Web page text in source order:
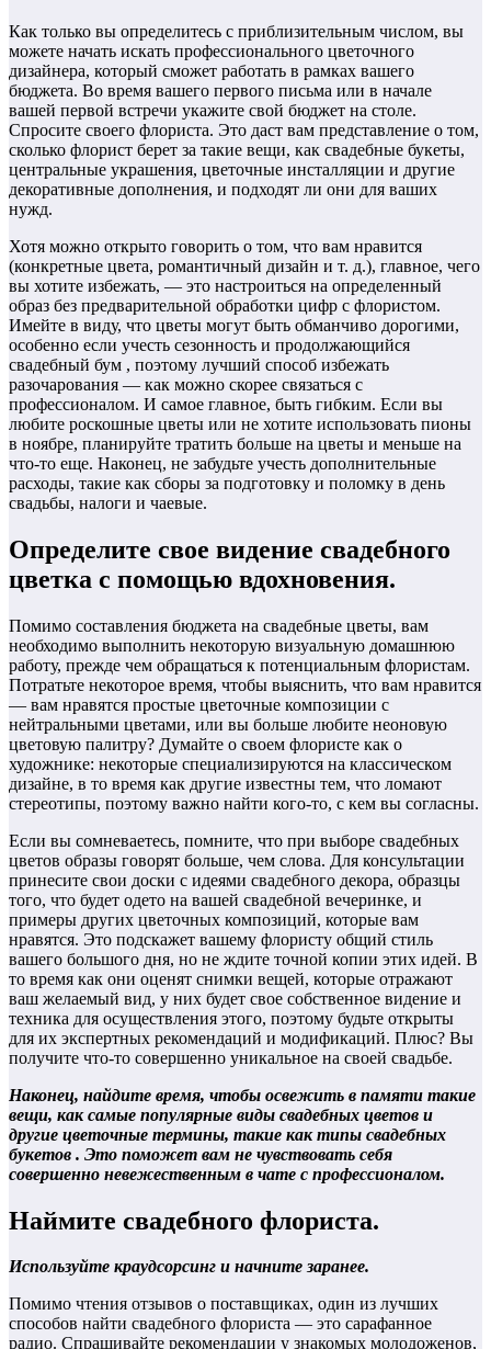
Как только вы определитесь с приблизительным числом, вы
можете начать искать профессионального цветочного
дизайнера, который сможет работать в рамках вашего
бюджета. Во время вашего первого письма или в начале
вашей первой встречи укажите свой бюджет на столе.
Спросите своего флориста. Это даст вам представление о том,
сколько флорист берет за такие вещи, как свадебные букеты,
центральные украшения, цветочные инсталляции и другие
декоративные дополнения, и подходят ли они для ваших
нужд.
Хотя можно открыто говорить о том, что вам нравится
(конкретные цвета, романтичный дизайн и т. д.), главное, чего
вы хотите избежать, — это настроиться на определенный
образ без предварительной обработки цифр с флористом.
Имейте в виду, что цветы могут быть обманчиво дорогими,
особенно если учесть сезонность и продолжающийся
свадебный бум , поэтому лучший способ избежать
разочарования — как можно скорее связаться с
профессионалом. И самое главное, быть гибким. Если вы
любите роскошные цветы или не хотите использовать пионы
в ноябре, планируйте тратить больше на цветы и меньше на
что-то еще. Наконец, не забудьте учесть дополнительные
расходы, такие как сборы за подготовку и поломку в день
свадьбы, налоги и чаевые.
Определите свое видение свадебного
цветка с помощью вдохновения.
Помимо составления бюджета на свадебные цветы, вам
необходимо выполнить некоторую визуальную домашнюю
работу, прежде чем обращаться к потенциальным флористам.
Потратьте некоторое время, чтобы выяснить, что вам нравится
— вам нравятся простые цветочные композиции с
нейтральными цветами, или вы больше любите неоновую
цветовую палитру? Думайте о своем флористе как о
художнике: некоторые специализируются на классическом
дизайне, в то время как другие известны тем, что ломают
стереотипы, поэтому важно найти кого-то, с кем вы согласны.
Если вы сомневаетесь, помните, что при выборе свадебных
цветов образы говорят больше, чем слова. Для консультации
принесите свои доски с идеями свадебного декора, образцы
того, что будет одето на вашей свадебной вечеринке, и
примеры других цветочных композиций, которые вам
нравятся. Это подскажет вашему флористу общий стиль
вашего большого дня, но не ждите точной копии этих идей. В
то время как они оценят снимки вещей, которые отражают
ваш желаемый вид, у них будет свое собственное видение и
техника для осуществления этого, поэтому будьте открыты
для их экспертных рекомендаций и модификаций. Плюс? Вы
получите что-то совершенно уникальное на своей свадьбе.
Наконец, найдите время, чтобы освежить в памяти такие
вещи, как самые популярные виды свадебных цветов и
другие цветочные термины, такие как типы свадебных
букетов . Это поможет вам не чувствовать себя
совершенно невежественным в чате с профессионалом.
Наймите свадебного флориста.
Используйте краудсорсинг и начните заранее.
Помимо чтения отзывов о поставщиках, один из лучших
способов найти свадебного флориста — это сарафанное
радио. Спрашивайте рекомендации у знакомых молодоженов,